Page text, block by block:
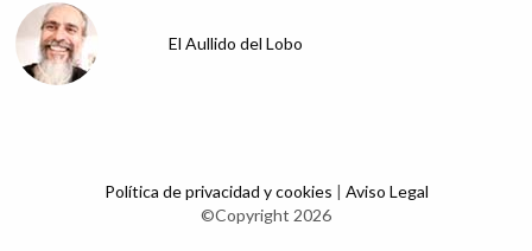
El Aullido del Lobo
Política de privacidad y cookies | Aviso Legal
©Copyright 2026